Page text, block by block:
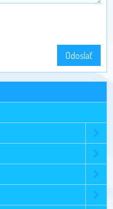
Odoslať